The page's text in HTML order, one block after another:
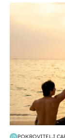
POKROVITELJ